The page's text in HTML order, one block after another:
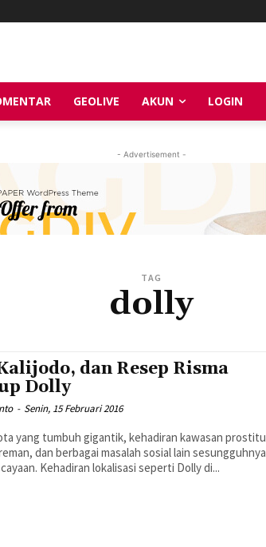
GEOLIVE AKUN LOGIN
- Advertisement -
TAG
dolly
dan Resep Risma
Dolly
- Senin, 15 Februari 2016
dan berbagai masalah sosial lain sesungguhnya
Kehadiran lokalisasi seperti Dolly di...